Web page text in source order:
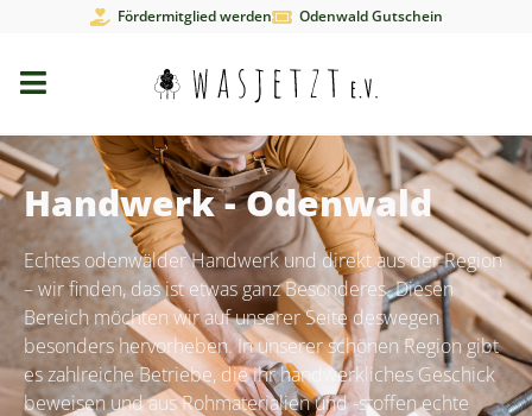
Fördermitglied werden Odenwald Gutschein
Handwerk - Odenwald
Echtes odenwälder Handwerk und direkt aus der Region
– wir finden, das ist etwas ganz Besonderes. Diesen
Bereich möchten wir auf unserer Seite deswegen
besonders hervorheben. In unserer schönen Region gibt
es zahlreiche Betriebe, die ihr handwerkliches Geschick
beweisen und aus Rohmaterialien und -stoffen echte